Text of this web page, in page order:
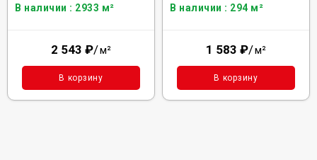
В наличии : 2933 м²
2 543 ₽/м²
В корзину
В наличии : 294 м²
1 583 ₽/м²
В корзину